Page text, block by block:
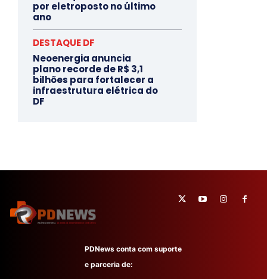
por eletroposto no último
ano
DESTAQUE DF
Neoenergia anuncia
plano recorde de R$ 3,1
bilhões para fortalecer a
infraestrutura elétrica do
DF
PDNews conta com suporte
e parceria de: